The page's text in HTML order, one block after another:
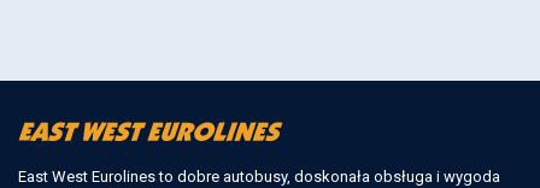
East West Eurolines to dobre autobusy, doskonała obsługa i wygoda